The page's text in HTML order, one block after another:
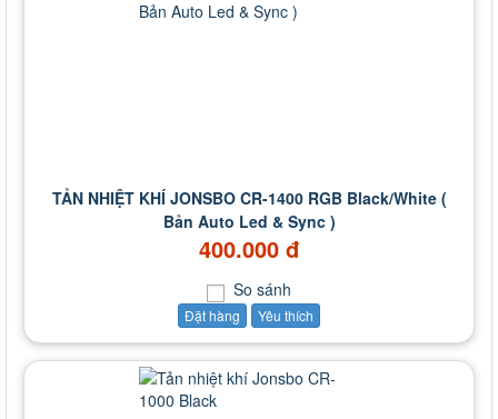
TẢN NHIỆT KHÍ JONSBO CR-1400 RGB Black/White (
Bản Auto Led & Sync )
400.000 đ
So sánh
Đặt hàng Yêu thích